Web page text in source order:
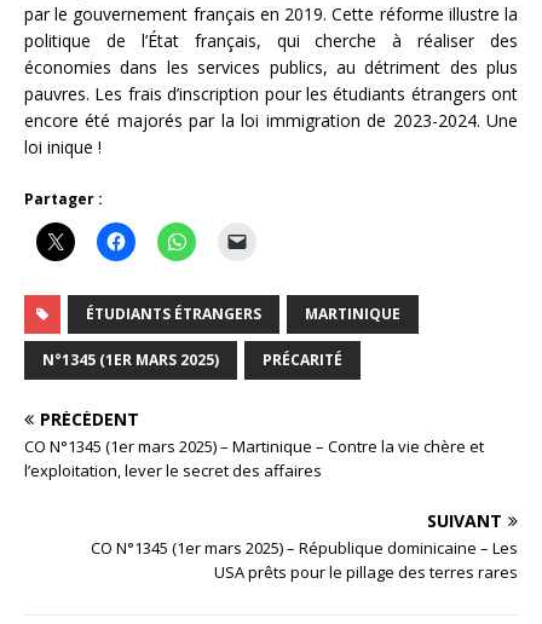
par le gouvernement français en 2019. Cette réforme illustre la
politique de l’État français, qui cherche à réaliser des
économies dans les services publics, au détriment des plus
pauvres. Les frais d’inscription pour les étudiants étrangers ont
encore été majorés par la loi immigration de 2023-2024. Une
loi inique !
Partager :
ÉTUDIANTS ÉTRANGERS MARTINIQUE
N°1345 (1ER MARS 2025) PRÉCARITÉ
PRÉCÉDENT
CO N°1345 (1er mars 2025) – Martinique – Contre la vie chère et
l’exploitation, lever le secret des affaires
SUIVANT
CO N°1345 (1er mars 2025) – République dominicaine – Les
USA prêts pour le pillage des terres rares